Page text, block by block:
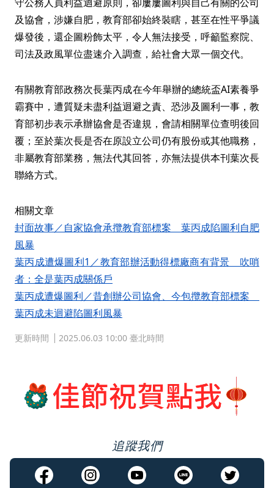
及協會，涉嫌自肥，教育部卻始終裝瞎，甚至在性平爭議
爆發後，還企圖粉飾太平，令人無法接受，呼籲監察院、
司法及政風單位盡速介入調查，給社會大眾一個交代。
有關教育部政務次長葉丙成在今年舉辦的總統盃AI素養爭
霸賽中，遭質疑未盡利益迴避之責、恐涉及圖利一事，教
育部初步表示承辦協會是否違規，會請相關單位查明後回
覆；至於葉次長是否在原設立公司仍有股份或其他職務，
非屬教育部業務，無法代其回答，亦無法提供本刊葉次長
聯絡方式。
相關文章
封面故事／自家協會承攬教育部標案 葉丙成陷圖利自肥
風暴
葉丙成遭爆圖利1／教育部辦活動得標廠商有背景 吹哨
者：全是葉丙成關係戶
葉丙成遭爆圖利／昔創辦公司協會、今包攬教育部標案
葉丙成未迴避陷圖利風暴
更新時間 2025.06.03 10:00 臺北時間
追蹤我們